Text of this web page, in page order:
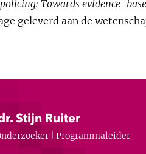
Towards evidence-
geleverd aan de
Stijn Ruiter
| Programmaleider